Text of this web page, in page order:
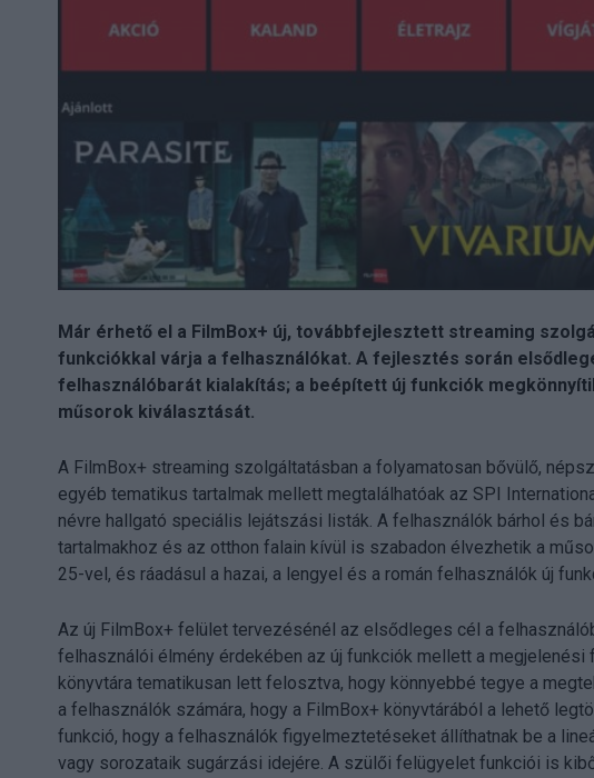
Már érhető el a FilmBox+ új, továbbfejlesztett streaming
funkciókkal várja a felhasználókat. A fejlesztés során
felhasználóbarát kialakítás; a beépített új funkciók
műsorok kiválasztását.
A FilmBox+ streaming szolgáltatásban a folyamatosan bővülő,
egyéb tematikus tartalmak mellett megtalálhatóak az SPI
névre hallgató speciális lejátszási listák. A felhasználók bárhol és
tartalmakhoz és az otthon falain kívül is szabadon élvezhetik a
25-vel, és ráadásul a hazai, a lengyel és a román felhasználók új
Az új FilmBox+ felület tervezésénél az elsődleges cél a
felhasználói élmény érdekében az új funkciók mellett a
könyvtára tematikusan lett felosztva, hogy könnyebbé tegye a
a felhasználók számára, hogy a FilmBox+ könyvtárából a lehető
funkció, hogy a felhasználók figyelmeztetéseket állíthatnak be a
vagy sorozataik sugárzási idejére. A szülői felügyelet funkciói is